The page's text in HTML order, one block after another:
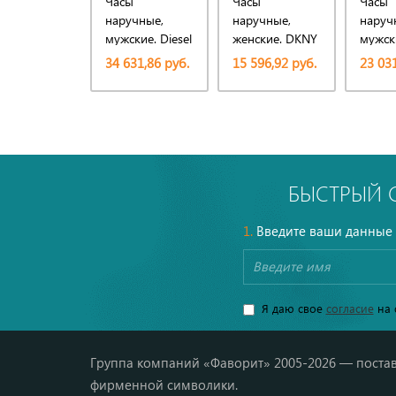
наручные,
мужские. Diesel
34 631,86 руб.
наручные,
женские. DKNY
15 596,92 руб. 23
БЫСТРЫЙ
1.Введите ваши данные
Я даю свое согласиена
Группа компаний «Фаворит» 2005-2026 —
фирменной символики.